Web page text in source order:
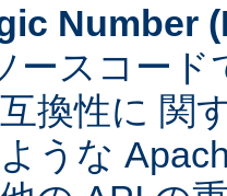
Number (
ースコー
換性に 関
うな